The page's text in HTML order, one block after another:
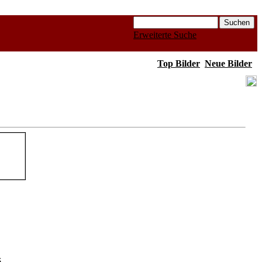
Erweiterte Suche
Top Bilder Neue Bilder